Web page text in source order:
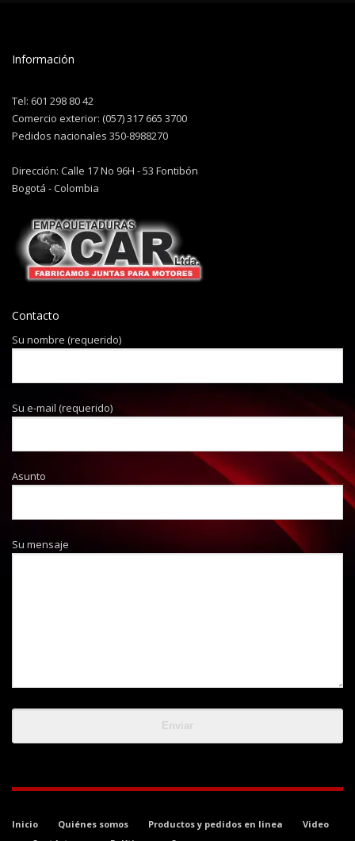
Información
Tel: 601 298 80 42
Comercio exterior: (057) 317 665 3700
Pedidos nacionales 350-8988270
Dirección: Calle 17 No 96H - 53 Fontibón
Bogotá - Colombia
Contacto
Su nombre (requerido)
Su e-mail (requerido)
Asunto
Su mensaje
Inicio Quiénes somos Productos y pedidos en linea
Video